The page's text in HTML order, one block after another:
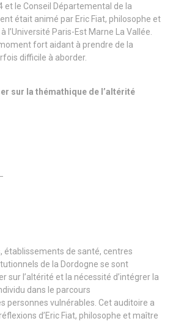
et le Conseil Départemental de la
était animé par Eric Fiat, philosophe et
l’Université Paris-Est Marne La Vallée.
fort aidant à prendre de la
difficile à aborder.
sur la thémathique de l’altérité
établissements de santé, centres
de la Dordogne se sont
sur l’altérité et la nécessité d’intégrer la
dans le parcours
personnes vulnérables. Cet auditoire a
d’Eric Fiat, philosophe et maître